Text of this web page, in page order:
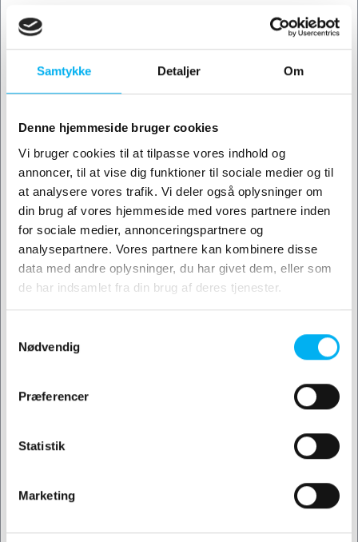
Samtykke Detaljer Om
Denne hjemmeside bruger cookies
Vi bruger cookies til at tilpasse vores indhold og
annoncer, til at vise dig funktioner til sociale medier og til
at analysere vores trafik. Vi deler også oplysninger om
din brug af vores hjemmeside med vores partnere inden
for sociale medier, annonceringspartnere og
analysepartnere. Vores partnere kan kombinere disse
data med andre oplysninger, du har givet dem, eller som
de har indsamlet fra din brug af deres tjenester.
Nødvendig
Præferencer
Statistik
Marketing
Ny folie farve
Upload billede
Mobile branding
Som annoncør skaber du synlighed for dit budskab, som
vognmand kan du udnytte den tomme plads på din trailer til
denne enestående mulighed.